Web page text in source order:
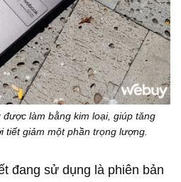
được làm bằng kim loại, giúp tăng
tiết giảm một phần trọng lượng.
đang sử dụng là phiên bản